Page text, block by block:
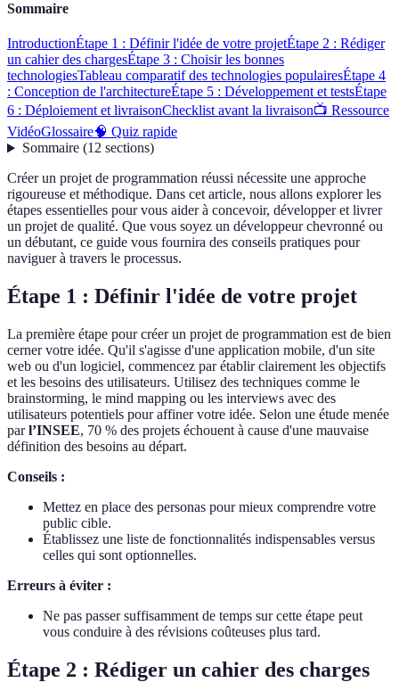
Sommaire
IntroductionÉtape 1 : Définir l'idée de votre projetÉtape 2 : Rédiger
un cahier des chargesÉtape 3 : Choisir les bonnes
technologiesTableau comparatif des technologies populairesÉtape 4
: Conception de l'architectureÉtape 5 : Développement et testsÉtape
6 : Déploiement et livraisonChecklist avant la livraison📺 Ressource
VidéoGlossaire🧠 Quiz rapide
Sommaire(12 sections)
Créer un projet de programmation réussi nécessite une approche
rigoureuse et méthodique. Dans cet article, nous allons explorer les
étapes essentielles pour vous aider à concevoir, développer et livrer
un projet de qualité. Que vous soyez un développeur chevronné ou
un débutant, ce guide vous fournira des conseils pratiques pour
naviguer à travers le processus.
Étape 1 : Définir l'idée de votre projet
La première étape pour créer un projet de programmation est de bien
cerner votre idée. Qu'il s'agisse d'une application mobile, d'un site
web ou d'un logiciel, commencez par établir clairement les objectifs
et les besoins des utilisateurs. Utilisez des techniques comme le
brainstorming, le mind mapping ou les interviews avec des
utilisateurs potentiels pour affiner votre idée. Selon une étude menée
parl’INSEE, 70 % des projets échouent à cause d'une mauvaise
définition des besoins au départ.
Conseils :
Mettez en place des personas pour mieux comprendre votre
public cible.
Établissez une liste de fonctionnalités indispensables versus
celles qui sont optionnelles.
Erreurs à éviter :
Ne pas passer suffisamment de temps sur cette étape peut
vous conduire à des révisions coûteuses plus tard.
Étape 2 : Rédiger un cahier des charges